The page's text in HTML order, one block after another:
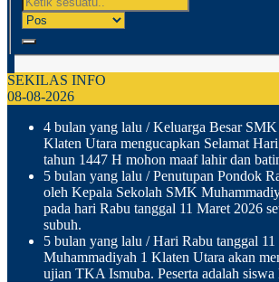
SEKILAS INFO
08-08-2026
4 bulan yang lalu / Keluarga Besar
Klaten Utara mengucapkan Selamat
tahun 1447 H mohon maaf lahir dan
5 bulan yang lalu / Penutupan Pondok
oleh Kepala Sekolah SMK
pada hari Rabu tanggal 11 Maret 2026
subuh.
5 bulan yang lalu / Hari Rabu tanggal
Muhammadiyah 1 Klaten Utara akan
ujian TKA Ismuba. Peserta adalah